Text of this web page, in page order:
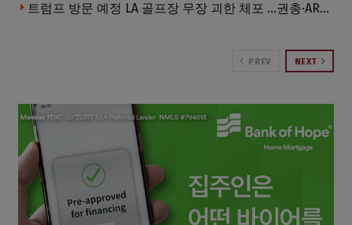
트럼프 방문 예정 LA 골프장 무장 괴한 체포 …권총·AR 소총 소지
PREV NEXT